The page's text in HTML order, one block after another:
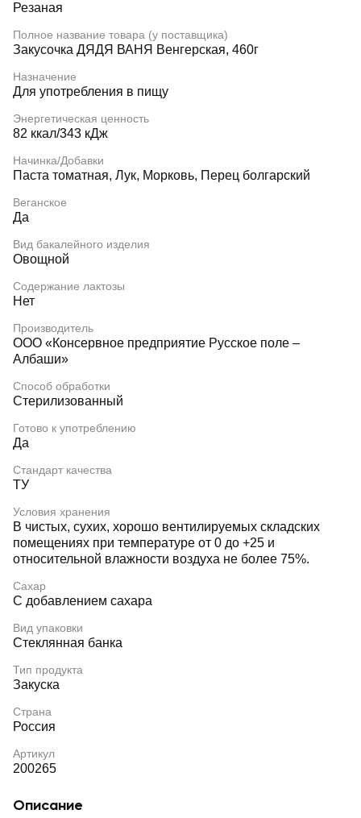
Резаная
Полное название товара (у поставщика)
Закусочка ДЯДЯ ВАНЯ Венгерская, 460г
Назначение
Для употребления в пищу
Энергетическая ценность
82 ккал/343 кДж
Начинка/Добавки
Паста томатная, Лук, Морковь, Перец болгарский
Веганское
Да
Вид бакалейного изделия
Овощной
Содержание лактозы
Нет
Производитель
ООО «Консервное предприятие Русское поле –
Албаши»
Способ обработки
Стерилизованный
Готово к употреблению
Да
Стандарт качества
ТУ
Условия хранения
В чистых, сухих, хорошо вентилируемых складских
помещениях при температуре от 0 до +25 и
относительной влажности воздуха не более 75%.
Сахар
С добавлением сахара
Вид упаковки
Стеклянная банка
Тип продукта
Закуска
Страна
Россия
Артикул
200265
Описание